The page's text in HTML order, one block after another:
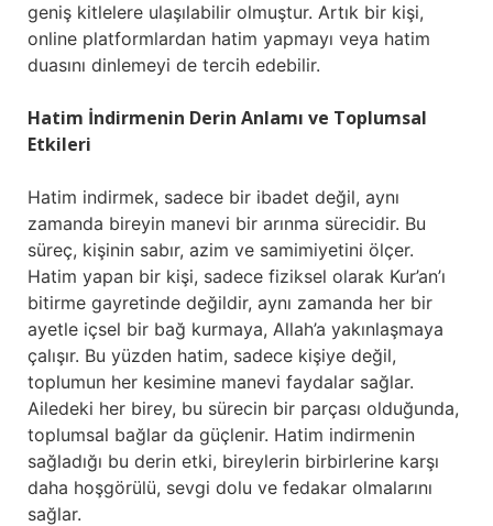
geniş kitlelere ulaşılabilir olmuştur. Artık bir kişi,
online platformlardan hatim yapmayı veya hatim
duasını dinlemeyi de tercih edebilir.
Hatim İndirmenin Derin Anlamı ve Toplumsal
Etkileri
Hatim indirmek, sadece bir ibadet değil, aynı
zamanda bireyin manevi bir arınma sürecidir. Bu
süreç, kişinin sabır, azim ve samimiyetini ölçer.
Hatim yapan bir kişi, sadece fiziksel olarak Kur’an’ı
bitirme gayretinde değildir, aynı zamanda her bir
ayetle içsel bir bağ kurmaya, Allah’a yakınlaşmaya
çalışır. Bu yüzden hatim, sadece kişiye değil,
toplumun her kesimine manevi faydalar sağlar.
Ailedeki her birey, bu sürecin bir parçası olduğunda,
toplumsal bağlar da güçlenir. Hatim indirmenin
sağladığı bu derin etki, bireylerin birbirlerine karşı
daha hoşgörülü, sevgi dolu ve fedakar olmalarını
sağlar.